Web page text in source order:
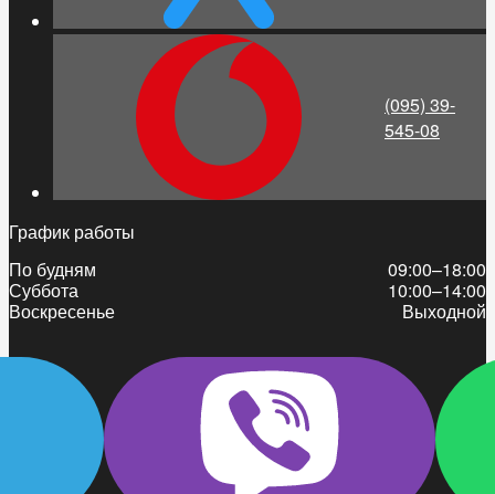
(095) 39-
545-08
График работы
По будням
09:00–18:00
Суббота
10:00–14:00
Воскресенье
Выходной